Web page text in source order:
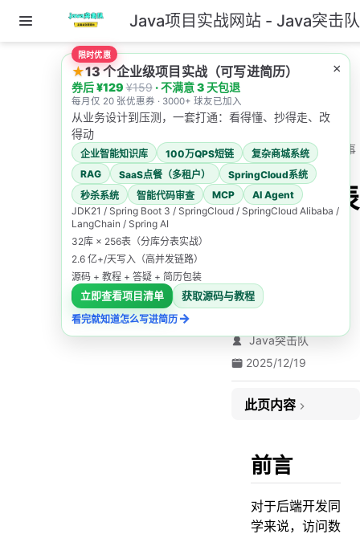
跳至主要內容 Java项目实战网站 - Java突击队
主页
1.高并发系统如何设
计？
35.设计表结构的注意事
项有哪些？
35.设计表
哪些？
Java突击队
2025/12/19
此页内容
1.名字
1.1 见名知意
1.2 大小写
前言
对于后端开发同
学来说，访问数
×
限时优惠
★13 个企业级项目实战（可写进简历）
券后 ¥129¥159· 不满意 3 天包退
每月仅 20 张优惠券 · 3000+ 球友已加入
从业务设计到压测，一套打通：看得懂、抄得走、改
得动
企业智能知识库 100万QPS短链
复杂商城系统
RAG
SaaS点餐（多租户）
SpringCloud系统
秒杀系统
智能代码审查 MCP
AI Agent
JDK21 / Spring Boot 3 / SpringCloud / SpringCloud Alibaba /
LangChain / Spring AI
32库 × 256表（分库分表实战）
2.6 亿+/天写入（高并发链路）
源码 + 教程 + 答疑 + 简历包装
立即查看项目清单
获取源码与教程
看完就知道怎么写进简历→